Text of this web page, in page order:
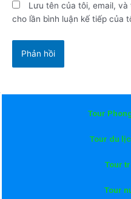
Lưu tên của tôi, email,
cho lần bình luận kế tiếp của
Tour
Tour du
Tour
Tour